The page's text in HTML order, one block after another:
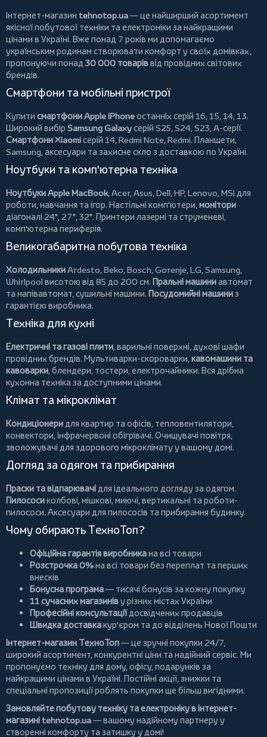
Інтернет-магазин tehnotop.ua— це найширший асортимент
якісної побутової техніки та електроніки за найкращими
цінами в Україні. Вже понад 7 років ми допомагаємо
українським родинам створювати комфорт у своїх домівках,
пропонуючи понад 30 000 товаріввід провідних світових
брендів.
Смартфони та мобільні пристрої
Купити смартфони Apple iPhoneостанніх серій 16, 15, 14, 13.
Широкий вибір Samsung Galaxyсерій S25, S24, S23, A-серії.
Смартфони Xiaomiсерій 14, Redmi Note, Redmi. Планшети,
Samsung, аксесуари тазахисне скло з доставкою по Україні.
Ноутбуки та комп'ютерна техніка
Ноутбуки Apple MacBook,Acer,Asus,Dell,HP,Lenovo,MSI для
роботи, навчання та ігор. Настільні комп'ютери,монітори
діагоналі 24", 27", 32". Принтери лазерні та струменеві,
комп'ютерна периферія.
Великогабаритна побутова техніка
ХолодильникиArdesto,Beko,Bosch,Gorenje,LG,Samsung,
Whirlpool висотою від 85 до 200 см. Пральні машиниавтомат
та напівавтомат,сушильні машини. Посудомийні машиниз
гарантією виробника.
Техніка для кухні
Електричні та газові плити, варильні поверхні, духові шафи
провідних брендів. Мультиварки-скороварки,кавомашини та
кавоварки,блендери, тостери,електрочайники. Вся дрібна
кухонна техніка за доступними цінами.
Клімат та мікроклімат
Кондиціонеридля квартир та офісів, тепловентилятори,
конвектори,інфрачервоні обігрівачі. Очищувачі повітря,
зволожувачі для здорового мікроклімату у вашому домі.
Догляд за одягом та прибирання
Праски та відпарювачідля ідеального догляду за одягом.
Пилососиколбові,мішкові,миючі,вертикальні тароботи-
пилососи. Аксесуари для пилососів та прибирання будинку.
Чому обирають ТехноТоп?
Офіційна гарантія виробникана всі товари
Розстрочка 0%на всі товари без переплат та перших
внесків
Бонусна програма— тисячі бонусів за кожну покупку
11 сучасних магазиніву різних містах України
Професійні консультаціїдосвідчених продавців
Швидка доставкакур'єром та до відділень Нової Пошти
Інтернет-магазин ТехноТоп— це зручні покупки 24/7,
широкий асортимент, конкурентні ціни та надійний сервіс. Ми
пропонуємо техніку для дому, офісу, подарунків за
найкращими цінами в Україні. Постійні акції, знижки та
спеціальні пропозиції роблять покупки ще більш вигідними.
Замовляйте побутову техніку та електроніку в інтернет-
магазині tehnotop.ua— вашому надійному партнеру у
створенні комфорту та затишку у домі!